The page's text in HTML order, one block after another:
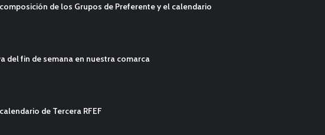
de los Grupos de Preferente y el calendario
del fin de semana en nuestra comarca
de Tercera RFEF